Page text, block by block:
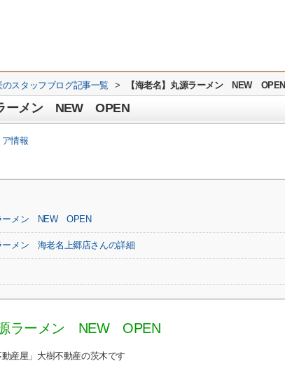
のスタッフブログ記事一覧 > 【海老名】丸源ラーメン NEW OPEN
ラーメン NEW OPEN
情報
ーメン NEW OPEN
ーメン 海老名上郷店さんの詳細
源ラーメン NEW OPEN
産屋」大樹不動産の茨木です